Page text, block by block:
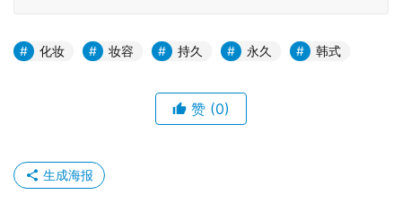
化妆 妆容 持久 永久 韩式
赞 (0)
生成海报